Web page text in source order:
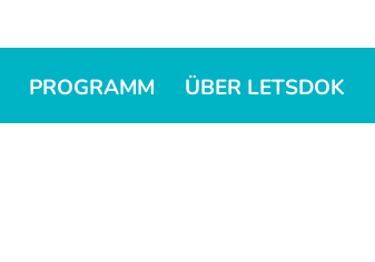
PROGRAMM ÜBER LETSDOK